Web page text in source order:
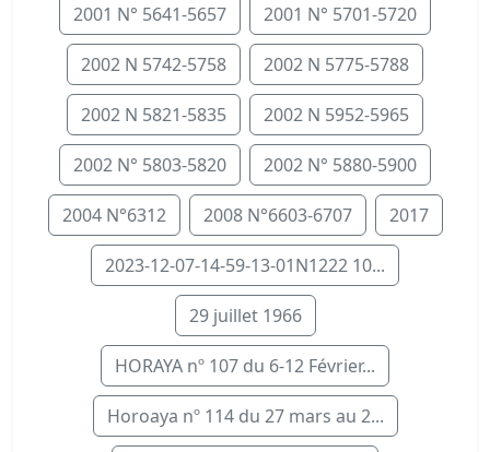
2001 N° 5641-5657 2001 N° 5701-5720
2002 N 5742-5758 2002 N 5775-5788
2002 N 5821-5835 2002 N 5952-5965
2002 N° 5803-5820 2002 N° 5880-5900
2004 N°6312 2008 N°6603-6707 2017
2023-12-07-14-59-13-01N1222 10...
29 juillet 1966
HORAYA nº 107 du 6-12 Février...
Horoaya nº 114 du 27 mars au 2...